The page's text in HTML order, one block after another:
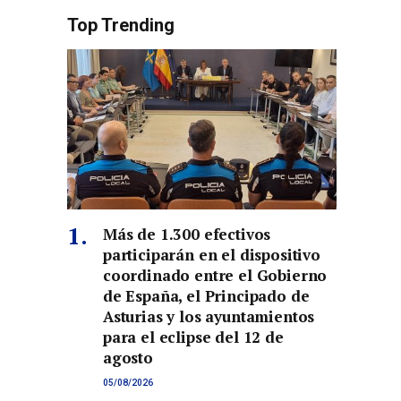
Top Trending
Más de 1.300 efectivos
participarán en el dispositivo
coordinado entre el Gobierno
de España, el Principado de
Asturias y los ayuntamientos
para el eclipse del 12 de
agosto
05/08/2026